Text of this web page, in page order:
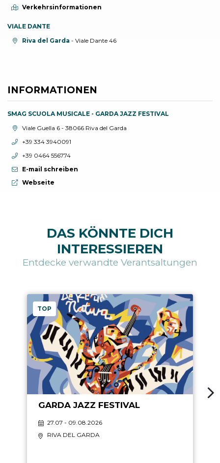
Verkehrsinformationen
VIALE DANTE
aria.location:
Riva del Garda - Viale Dante 46
INFORMATIONEN
SMAG SCUOLA MUSICALE - GARDA JAZZ FESTIVAL
aria.location:
Viale Guella 6 - 38066 Riva del Garda
aria.phone:
+39 334 3940091
aria.phone:
+39 0464 556774
E-mail schreiben
aria.website:
Webseite
DAS KÖNNTE DICH
INTERESSIEREN
Entdecke verwandte Verantsaltungen
TOP
GARDA JAZZ FESTIVAL
27.07 - 09.08.2026
RIVA DEL GARDA